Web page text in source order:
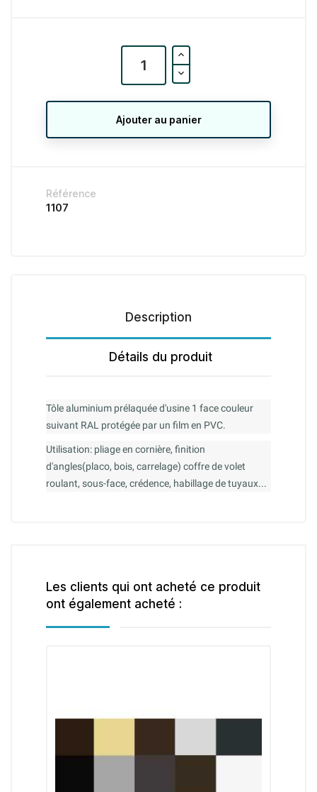
Ajouter au panier
Référence
1107
Description
Détails du produit
Tôle aluminium prélaquée d'usine 1 face couleur
suivant RAL protégée par un film en PVC.
Utilisation: pliage en cornière, finition
d'angles(placo, bois, carrelage) coffre de volet
roulant, sous-face, crédence, habillage de tuyaux...
Les clients qui ont acheté ce produit
ont également acheté :